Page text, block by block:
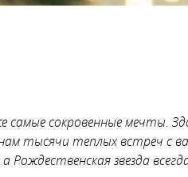
сокровенные мечты.
тысячи теплых встреч с
Рождественская звезда